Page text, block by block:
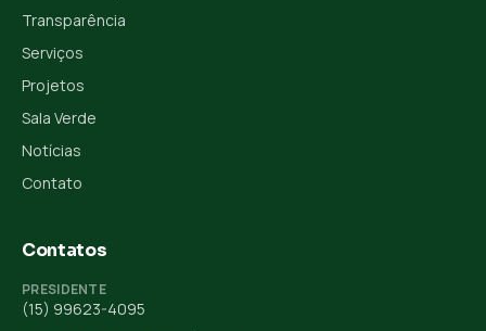
Transparência
Serviços
Projetos
Sala Verde
Notícias
Contato
Contatos
PRESIDENTE
(15) 99623-4095